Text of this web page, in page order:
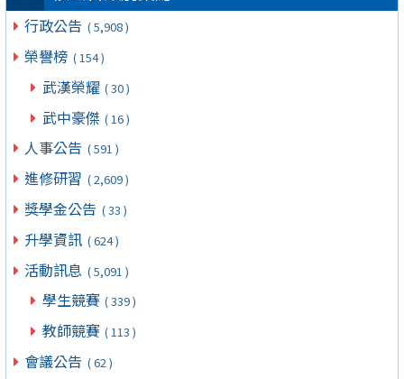
行政公告 ( 5,908 )
榮譽榜 ( 154 )
武漢榮耀 ( 30 )
武中豪傑 ( 16 )
人事公告 ( 591 )
進修研習 ( 2,609 )
獎學金公告 ( 33 )
升學資訊 ( 624 )
活動訊息 ( 5,091 )
學生競賽 ( 339 )
教師競賽 ( 113 )
會議公告 ( 62 )